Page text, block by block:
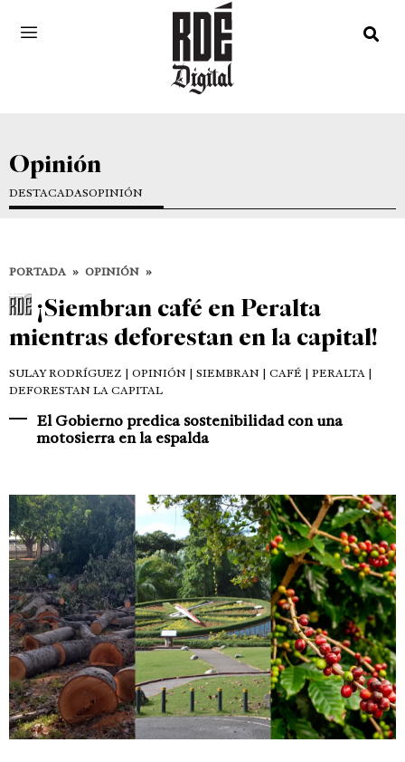
Opinión
DESTACADASOPINIÓN
PORTADA » OPINIÓN »
¡Siembran café en Peralta
mientras deforestan en la capital!
SULAY RODRÍGUEZ | OPINIÓN | SIEMBRAN | CAFÉ | PERALTA |
DEFORESTAN LA CAPITAL
El Gobierno predica sostenibilidad con una
motosierra en la espalda